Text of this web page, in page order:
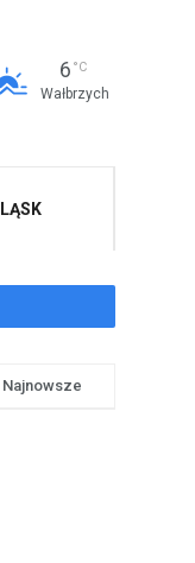
6 °C
Wałbrzych
Najnowsze